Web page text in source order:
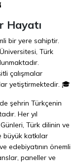
Hayatı
bir yere sahiptir.
Türk
çalışmalar
yetiştirmektedir. 🎓
şehrin Türkçenin
Her yıl
Türk dilinin ve
büyük katkılar
edebiyatının önemli
paneller ve